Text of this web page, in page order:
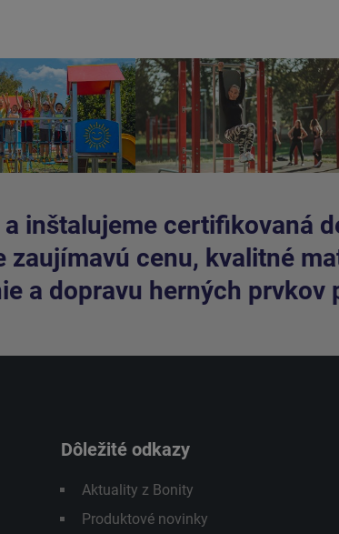
a inštalujeme certifikovaná
zaujímavú cenu, kvalitné
a dopravu herných prvkov
Dôležité odkazy
Aktuality z Bonity
Produktové novinky